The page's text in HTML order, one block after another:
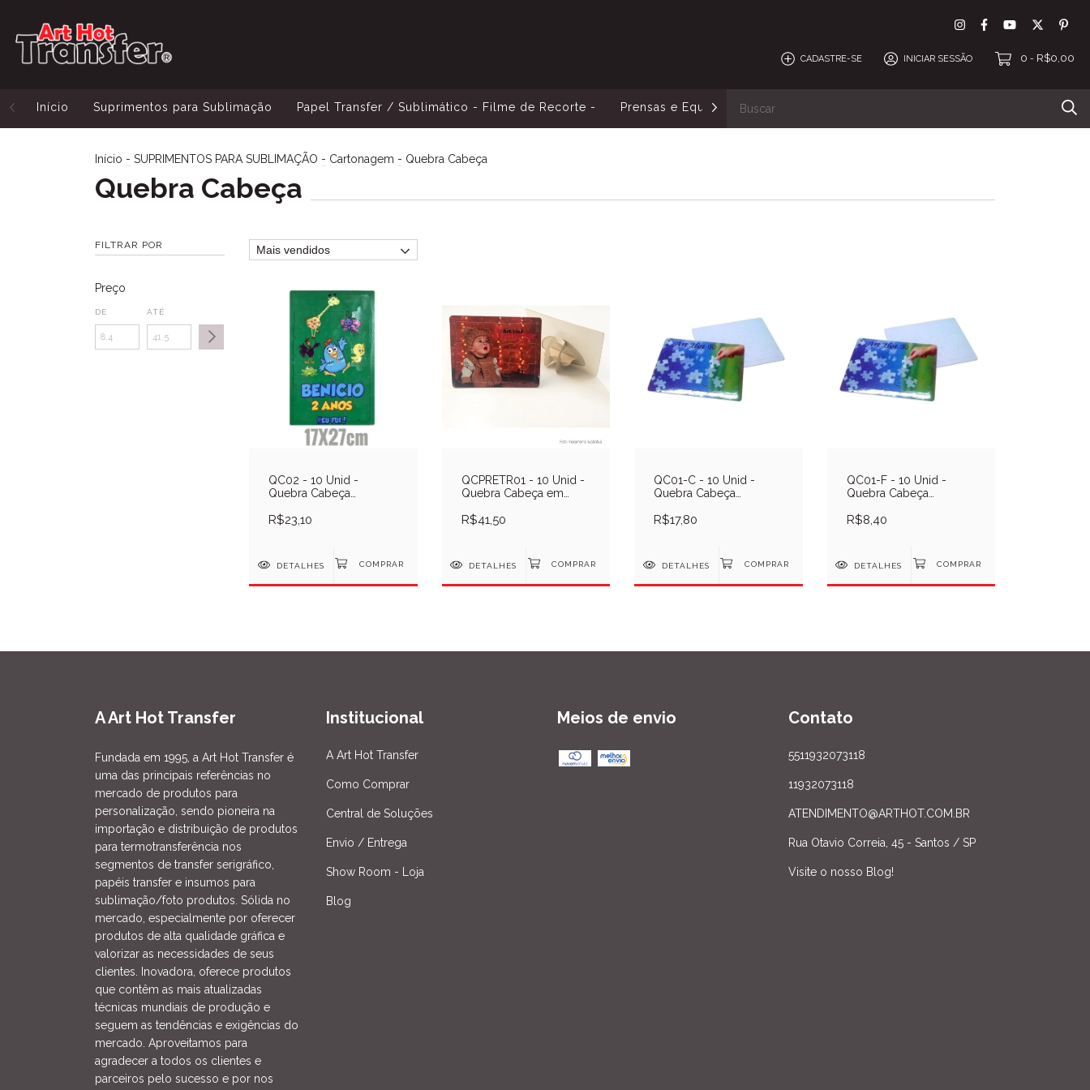
CADASTRE-SE INICIAR SESSÃO 0 - R$0,00
Início Suprimentos para Sublimação Papel Transfer / Sublimático - Filme de Recorte - Prensas e Equipamentos
Início - SUPRIMENTOS PARA SUBLIMAÇÃO - Cartonagem - Quebra Cabeça
Quebra Cabeça
FILTRAR POR
Preço
DE ATÉ
QC02 - 10 Unid -
Quebra Cabeça
R$23,10
DETALHES
QCPRETR01 - 10 Unid -
Quebra Cabeça em
R$41,50
DETALHES
QC01-C - 10 Unid -
Quebra Cabeça
R$17,80
DETALHES
QC01-F - 10 Unid -
Quebra Cabeça
Sublimação
R$8,40
DETALHES
A Art Hot Transfer
Fundada em 1995, a Art Hot Transfer é
uma das principais referências no
mercado de produtos para
personalização, sendo pioneira na
importação e distribuição de produtos
para termotransferência nos
segmentos de transfer serigráfico,
papéis transfer e insumos para
sublimação/foto produtos. Sólida no
mercado, especialmente por oferecer
produtos de alta qualidade gráfica e
valorizar as necessidades de seus
clientes. Inovadora, oferece produtos
que contêm as mais atualizadas
técnicas mundiais de produção e
seguem as tendências e exigências do
mercado. Aproveitamos para
agradecer a todos os clientes e
parceiros pelo sucesso e por nos
Institucional
A Art Hot Transfer
Como Comprar
Central de Soluções
Envio / Entrega
Show Room - Loja
Blog
Meios de envio Contato
5511932073118
11932073118
ATENDIMENTO@ARTHOT.COM.BR
Rua Otavio Correia, 45 - Santos / SP
Visite o nosso Blog!